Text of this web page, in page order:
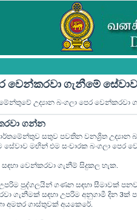
වෙන්කරවා ගැනීමේ සේවාව
උද්‍යාන බංගලා පෙර වෙන්කරවා
ගන්න
සතුව පවතින වනශ්‍රිත උද්‍යාන
මඟින් එම සංචාරක බංගලා පෙර
වෙන්කරවා ගැනීම් සිදුකල හැක.
පුද්ගලයින් ගණන සඳහා සීමාවක්
ගැනීමක් සඳහා උපරිම අනුගාමී දින 3ක්
අමතර ගාස්තුවක් අයකෙරේ.